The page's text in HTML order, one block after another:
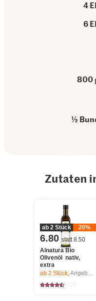
4
6
800
½
Zutaten
ab 2 Stück 20%
6.80 statt 8.50
Alnatura Bio
Olivenöl nativ,
extra
ab 2 Stück,Angebot gilt nur vom 6.8. bis 12.8.2026, solange Vorrat.